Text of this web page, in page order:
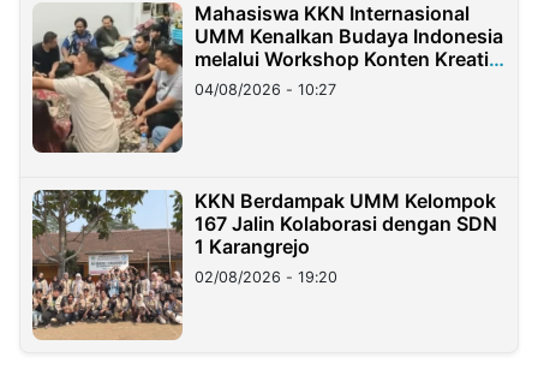
Mahasiswa KKN Internasional
UMM Kenalkan Budaya Indonesia
melalui Workshop Konten Kreatif
di Taiwan
04/08/2026 - 10:27
KKN Berdampak UMM Kelompok
167 Jalin Kolaborasi dengan SDN
1 Karangrejo
02/08/2026 - 19:20